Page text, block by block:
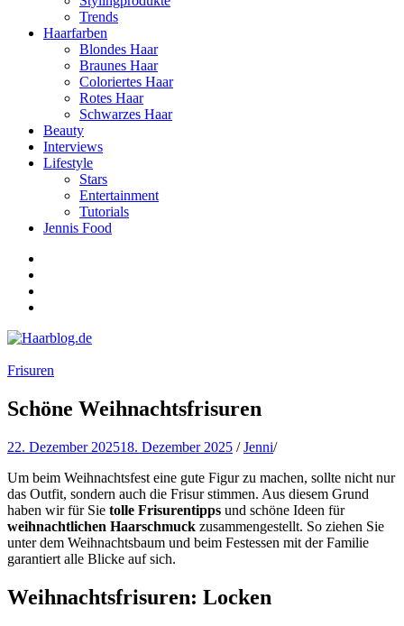
Trends
Haarfarben
Blondes Haar
Braunes Haar
Coloriertes Haar
Rotes Haar
Schwarzes Haar
Beauty
Interviews
Lifestyle
Stars
Entertainment
Tutorials
Jennis Food
Haarblog.de
Haarpflege | Haarstyling | Beauty | Entertainment
Frisuren
Schöne Weihnachtsfrisuren
22. Dezember 202518. Dezember 2025 /Jenni/
Um beim Weihnachtsfest eine gute Figur zu machen, sollte nicht nur
das Outfit, sondern auch die Frisur stimmen. Aus diesem Grund
haben wir für Sie tolle Frisurentipps und schöne Ideen für
weihnachtlichen Haarschmuck zusammengestellt. So ziehen Sie
unter dem Weihnachtsbaum und beim Festessen mit der Familie
garantiert alle Blicke auf sich.
Weihnachtsfrisuren: Locken